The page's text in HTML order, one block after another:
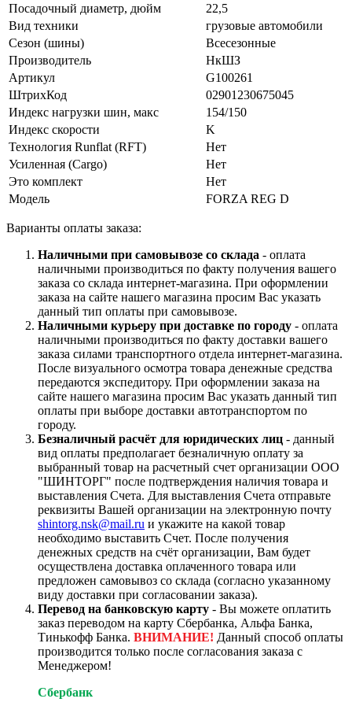
Посадочный диаметр, дюйм
22,5
Вид техники
грузовые автомобили
Сезон (шины)
Всесезонные
Производитель
НкШЗ
Артикул
G100261
ШтрихКод
02901230675045
Индекс нагрузки шин, макс
154/150
Индекс скорости
K
Технология Runflat (RFT)
Нет
Усиленная (Cargo)
Нет
Это комплект
Нет
Модель
FORZA REG D
Варианты оплаты заказа:
Наличными при самовывозе со склада - оплата
наличными производиться по факту получения вашего
заказа со склада интернет-магазина. При оформлении
заказа на сайте нашего магазина просим Вас указать
данный тип оплаты при самовывозе.
Наличными курьеру при доставке по городу - оплата
наличными производиться по факту доставки вашего
заказа силами транспортного отдела интернет-магазина.
После визуального осмотра товара денежные средства
передаются экспедитору. При оформлении заказа на
сайте нашего магазина просим Вас указать данный тип
оплаты при выборе доставки автотранспортом по
городу.
Безналичный расчёт для юридических лиц - данный
вид оплаты предполагает безналичную оплату за
выбранный товар на расчетный счет организации ООО
"ШИНТОРГ" после подтверждения наличия товара и
выставления Счета. Для выставления Счета отправьте
реквизиты Вашей организации на электронную почту
shintorg.nsk@mail.ru и укажите на какой товар
необходимо выставить Счет. После получения
денежных средств на счёт организации, Вам будет
осуществлена доставка оплаченного товара или
предложен самовывоз со склада (согласно указанному
виду доставки при согласовании заказа).
Перевод на банковскую карту - Вы можете оплатить
заказ переводом на карту Сбербанка, Альфа Банка,
Тинькофф Банка. ВНИМАНИЕ! Данный способ оплаты
производится только после согласования заказа с
Менеджером!
Сбербанк